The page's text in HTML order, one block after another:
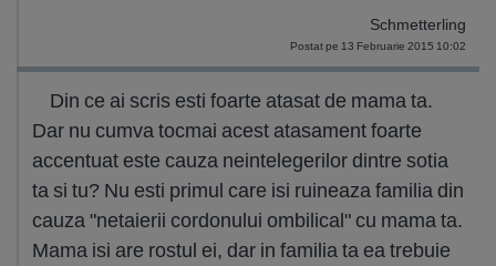
Schmetterling
Postat pe 13 Februarie 2015 10:02
Din ce ai scris esti foarte atasat de mama ta.
Dar nu cumva tocmai acest atasament foarte
accentuat este cauza neintelegerilor dintre sotia
ta si tu? Nu esti primul care isi ruineaza familia din
cauza "netaierii cordonului ombilical" cu mama ta.
Mama isi are rostul ei, dar in familia ta ea trebuie